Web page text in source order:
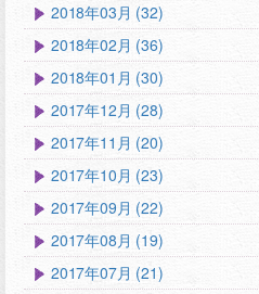
2018年03月 (32)
2018年02月 (36)
2018年01月 (30)
2017年12月 (28)
2017年11月 (20)
2017年10月 (23)
2017年09月 (22)
2017年08月 (19)
2017年07月 (21)